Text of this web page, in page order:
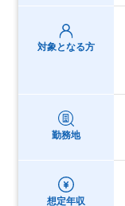
対象となる方
勤務地
想定年収